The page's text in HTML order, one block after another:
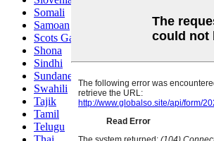
Somali
Samoan
Scots Gaelic
Shona
Sindhi
Sundanese
Swahili
Tajik
Tamil
Telugu